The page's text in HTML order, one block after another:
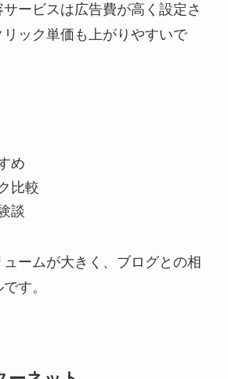
ービスは広告費が高く設定さ
ック単価も上がりやすいで
め
比較
談
ームが大きく、ブログとの相
す。